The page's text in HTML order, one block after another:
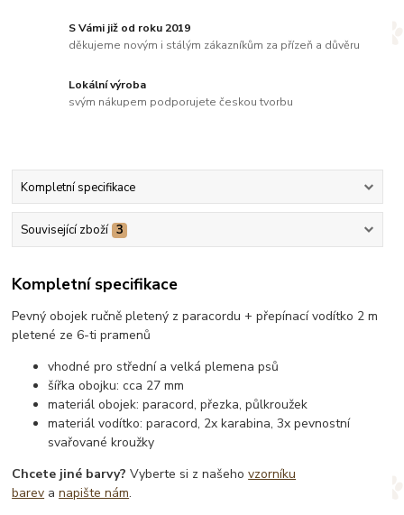
S Vámi již od roku 2019
děkujeme novým i stálým zákazníkům za přízeň a důvěru
Lokální výroba
svým nákupem podporujete českou tvorbu
Kompletní specifikace
Související zboží 3
Kompletní specifikace
Pevný obojek ručně pletený z paracordu + přepínací vodítko 2 m
pletené ze 6-ti pramenů
vhodné pro střední a velká plemena psů
šířka obojku: cca 27 mm
materiál obojek: paracord, přezka, půlkroužek
materiál vodítko: paracord, 2x karabina, 3x pevnostní
svařované kroužky
Chcete jiné barvy? Vyberte si z našehovzorníku
barev anapište nám.